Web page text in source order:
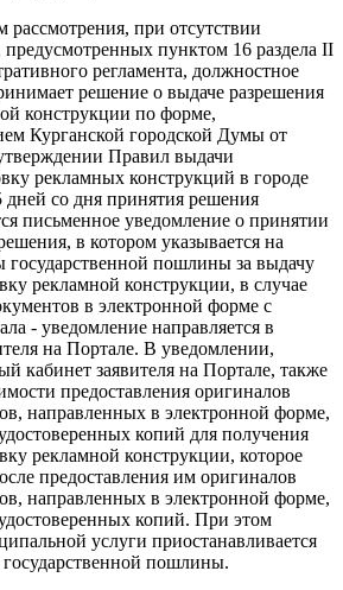
рассмотрения, при отсутствии
предусмотренных пунктом 16 раздела II
регламента, должностное
решение о выдаче разрешения
конструкции по форме,
Курганской городской Думы от
Правил выдачи
рекламных конструкций в городе
дней со дня принятия решения
письменное уведомление о принятии
в котором указывается на
государственной пошлины за выдачу
рекламной конструкции, в случае
в электронной форме с
- уведомление направляется в
на Портале. В уведомлении,
кабинет заявителя на Портале, также
предоставления оригиналов
направленных в электронной форме,
копий для получения
рекламной конструкции, которое
предоставления им оригиналов
направленных в электронной форме,
копий. При этом
услуги приостанавливается
государственной пошлины.